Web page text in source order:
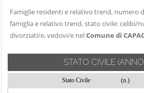
Cefalù
Famiglie residenti e relativo trend, numero
famiglia e relativo trend, stato civile: celibi/
divorziati/e, vedovi/e nelComune di
STATO CIVILE
Stato Civile (n.)